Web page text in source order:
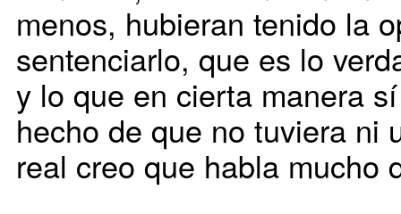
menos, hubieran tenido la
sentenciarlo, que es lo
y lo que en cierta manera
hecho de que no tuviera ni
real creo que habla mucho